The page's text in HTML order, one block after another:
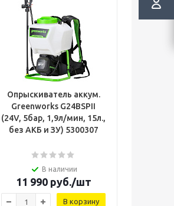
Опрыскиватель аккум.
Greenworks G24BSPII
(24V, 5бар, 1,9л/мин, 15л.,
без АКБ и ЗУ) 5300307
В наличии
11 990руб./шт
В корзину